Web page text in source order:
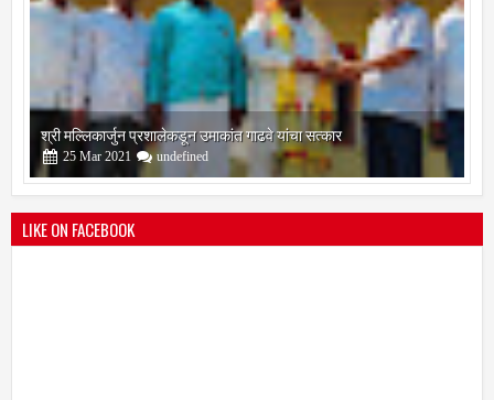
श्री मल्लिकार्जुन प्रशालेकडून उमाकांत गाढवे यांचा सत्कार
25 Mar 2021 undefined
LIKE ON FACEBOOK